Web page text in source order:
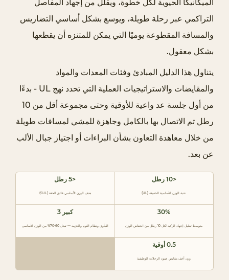
د
ف
ض
و
ز
ن
2
ة
الميكانيكا الحيوية لكل خطوة، ويقلل من إجهاد المفاصل
التراكمي عبر رحلة طويلة، ويوسع بشكل أساسي التضاريس
والمسافة المقطوعة يوميًا التي يمكن للمتنزه أن يقطعها
بشكل معقول.
يتناول هذا الدليل المبادئ وفئات المعدات والمواد
والمقايضات والاستراتيجيات العملية التي تحدد نهج UL - بدءًا
من أول جلسة عد واعية للأوقية وحتى مجموعة أقل من 10
رطل تم الاتصال بها بالكامل وجاهزة للمشي لمسافات طويلة
من خلال معاهدة التعاون بشأن البراءات أو اجتياز جبال الألب
عن بعد.
<10 رطل
عتبة الوزن الأساسية للخفيفة (UL)
<5 رطل
هدف الوزن الأساسي فائق الخفة (SUL).
30%
متوسط تقليل إجهاد الركبة لكل 10 رطل من انخفاض الوزن
كبير 3
المأوى ونظام النوم والحزمة — تمثل 60-70% من الوزن الأساسي
0.5 أوقية
وزن أخف مقابض عمود الرحلات الوظيفية